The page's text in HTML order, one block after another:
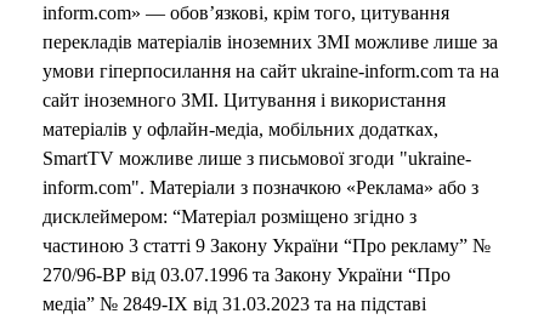
inform.com» — обов’язкові, крім того, цитування
перекладів матеріалів іноземних ЗМІ можливе лише за
умови гіперпосилання на сайт ukraine-inform.com та на
сайт іноземного ЗМІ. Цитування і використання
матеріалів у офлайн-медіа, мобільних додатках,
SmartTV можливе лише з письмової згоди "ukraine-
inform.com". Матеріали з позначкою «Реклама» або з
дисклеймером: “Матеріал розміщено згідно з
частиною 3 статті 9 Закону України “Про рекламу” №
270/96-ВР від 03.07.1996 та Закону України “Про
медіа” № 2849-IX від 31.03.2023 та на підставі